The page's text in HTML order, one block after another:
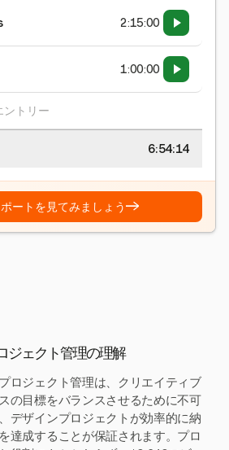
2:15:00
1:00:00
ントリー
6:54:15
ートを見てみましょう→
ジェクト管理の理解
ロジェクト管理は、クリエイティブ
の目標をバランスさせるために不可
デザインプロジェクトが効率的に納
達成することが保証されます。プロ